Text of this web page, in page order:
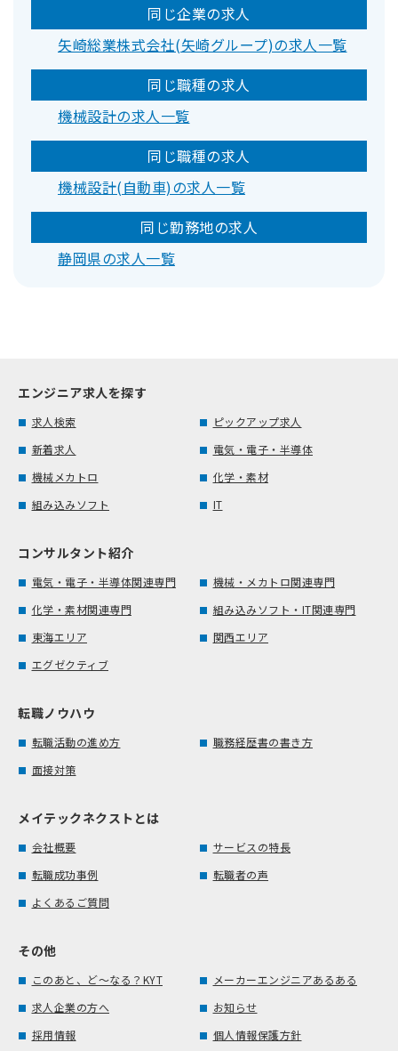
同じ企業の求人
矢崎総業株式会社(矢崎グループ)の求人一覧
同じ職種の求人
機械設計の求人一覧
同じ職種の求人
機械設計(自動車)の求人一覧
同じ勤務地の求人
静岡県の求人一覧
エンジニア求人を探す
求人検索
ピックアップ求人
新着求人
電気・電子・半導体
機械メカトロ
化学・素材
組み込みソフト
IT
コンサルタント紹介
電気・電子・半導体関連専門
機械・メカトロ関連専門
化学・素材関連専門
組み込みソフト・IT関連専門
東海エリア
関西エリア
エグゼクティブ
転職ノウハウ
転職活動の進め方
職務経歴書の書き方
面接対策
メイテックネクストとは
会社概要
サービスの特長
転職成功事例
転職者の声
よくあるご質問
その他
このあと、ど～なる？KYT
メーカーエンジニアあるある
求人企業の方へ
お知らせ
採用情報
個人情報保護方針